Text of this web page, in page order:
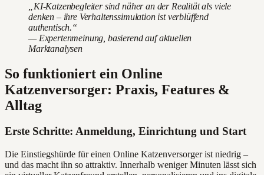
„KI-Katzenbegleiter sind näher an der Realität als viele
denken – ihre Verhaltenssimulation ist verblüffend
authentisch.“
— Expertenmeinung, basierend auf aktuellen
Marktanalysen
So funktioniert ein Online
Katzenversorger: Praxis, Features &
Alltag
Erste Schritte: Anmeldung, Einrichtung und Start
Die Einstiegshürde für einen Online Katzenversorger ist niedrig –
und das macht ihn so attraktiv. Innerhalb weniger Minuten lässt sich